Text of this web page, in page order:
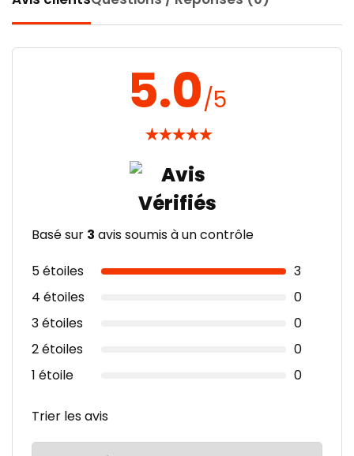
5.0/5
★★★★★
Basé sur 3 avis soumis à un contrôle
5 étoiles
3
4 étoiles
0
3 étoiles
0
2 étoiles
0
1 étoile
0
Trier les avis